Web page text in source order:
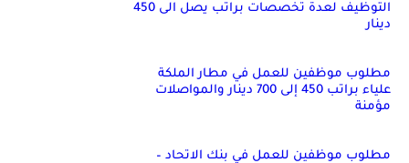
التوظيف لعدة تخصصات براتب يصل الى 450
دينار
مطلوب موظفين للعمل في مطار الملكة
علياء براتب 450 إلى 700 دينار والمواصلات
مؤمنة
مطلوب موظفين للعمل في بنك الاتحاد –